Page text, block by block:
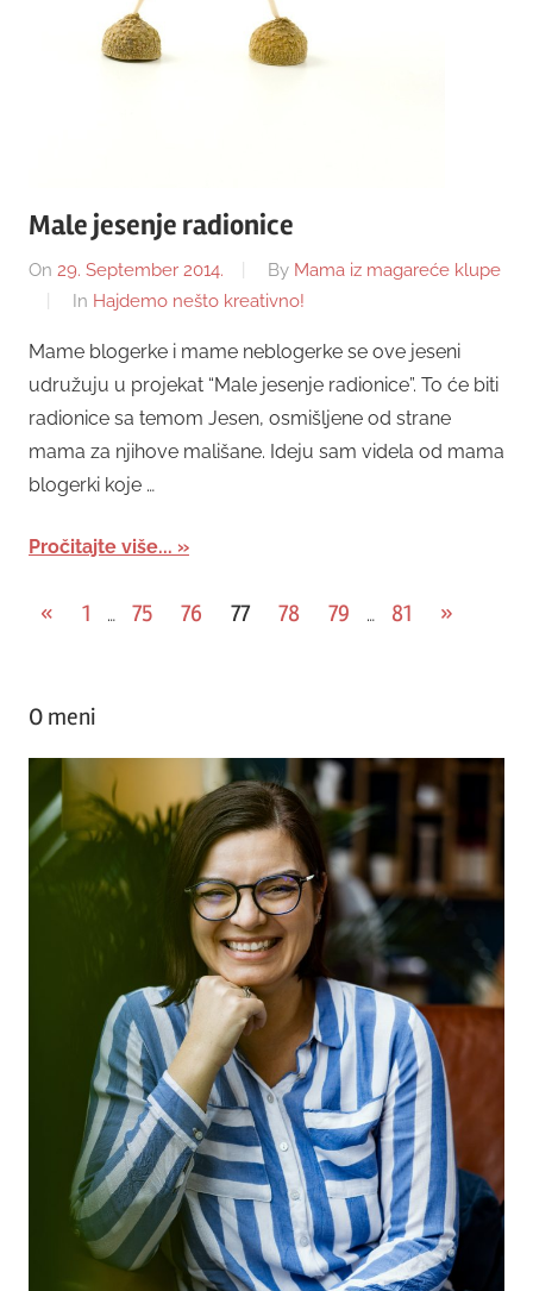
Male jesenje radionice
On 29. September 2014. By Mama iz magareće klupe
In Hajdemo nešto kreativno!
Mame blogerke i mame neblogerke se ove jeseni
udružuju u projekat “Male jesenje radionice”. To će biti
radionice sa temom Jesen, osmišljene od strane
mama za njihove mališane. Ideju sam videla od mama
blogerki koje …
Pročitajte više...
Posts
« Previous
1 … 75 76 77 78 79 … 81
Next
»
O meni